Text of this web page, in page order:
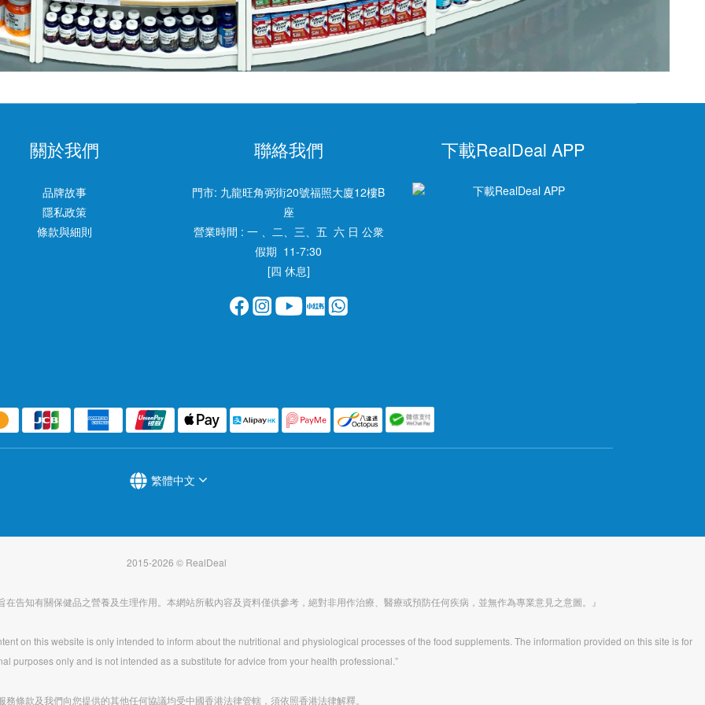
關於我們
品牌故事
隱私政策
條款與細則
聯絡我們
門市: 九龍旺角弼街20號福照大廈12樓B
座
營業時間 : 一 、二、三、五 六 日 公衆
假期 11-7:30
[四 休息]
下載RealDeal APP
繁體中文
2015-2026 © RealDeal
告知有關保健品之營養及生理作用。本網站所載內容及資料僅供參考，絕對非用作治療、醫療或預防任何疾病，並無作為專業意見之意圖。』
on this website is only intended to inform about the nutritional and physiological processes of the food supplements. The information provided on this site is for
purposes only and is not intended as a substitute for advice from your health professional.”
務條款及我們向您提供的其他任何協議均受中國香港法律管轄，須依照香港法律解釋。